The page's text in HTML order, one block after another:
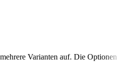
Varianten auf. Die Optionen